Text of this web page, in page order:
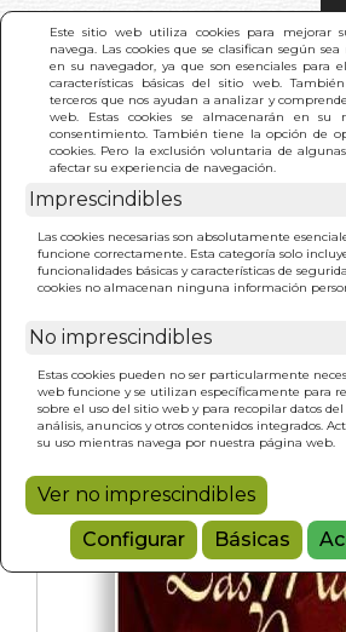
Este sitio web utiliza cookies para mejorar
navega. Las cookies que se clasifican según
en su navegador, ya que son esenciales para
características básicas del sitio web.
terceros que nos ayudan a analizar y
web. Estas cookies se almacenarán en su
consentimiento. También tiene la opción de
cookies. Pero la exclusión voluntaria de
afectar su experiencia de navegación.
Imprescindibles
Las cookies necesarias son absolutamente
funcione correctamente. Esta categoría solo
funcionalidades básicas y características de
cookies no almacenan ninguna información
No imprescindibles
Estas cookies pueden no ser particularmente
web funcione y se utilizan específicamente para
sobre el uso del sitio web y para recopilar datos
análisis, anuncios y otros contenidos integrados.
su uso mientras navega por nuestra página web.
Ver no imprescindibles
Configurar
Básicas
INICIO > MIL Y UNA